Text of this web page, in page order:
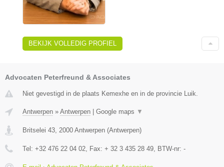
BEKIJK VOLLEDIG PROFIEL
Advocaten Peterfreund & Associates
Niet gevestigd in de plaats Kemexhe en in de provincie Luik.
Antwerpen » Antwerpen Google maps ▼
Britselei 43 2000 Antwerpen (Antwerpen)
Tel: +32 476 22 04 02 , Fax: + 32 3 435 28 49 , BTW-nr: -